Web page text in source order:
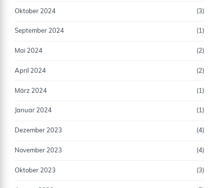
Oktober 2024 (3)
September 2024 (1)
Mai 2024 (2)
April 2024 (2)
März 2024 (1)
Januar 2024 (1)
Dezember 2023 (4)
November 2023 (4)
Oktober 2023 (3)